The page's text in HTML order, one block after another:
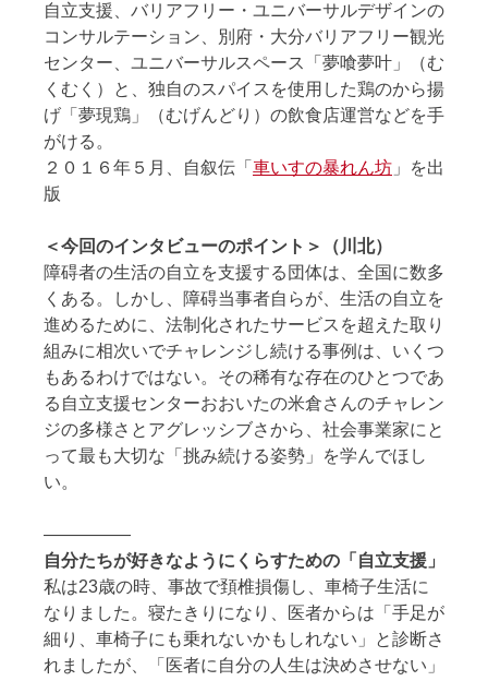
自立支援、バリアフリー・ユニバーサルデザインの
コンサルテーション、別府・大分バリアフリー観光
センター、ユニバーサルスペース「夢喰夢叶」（む
くむく）と、独自のスパイスを使用した鶏のから揚
げ「夢現鶏」（むげんどり）の飲食店運営などを手
がける。
２０１６年５月、自叙伝「 車いすの暴れん坊 」を出
版
＜今回のインタビューのポイント＞（川北）
障碍者の生活の自立を支援する団体は、全国に数多
くある。しかし、障碍当事者自らが、生活の自立を
進めるために、法制化されたサービスを超えた取り
組みに相次いでチャレンジし続ける事例は、いくつ
もあるわけではない。その稀有な存在のひとつであ
る自立支援センターおおいたの米倉さんのチャレン
ジの多様さとアグレッシブさから、社会事業家にと
って最も大切な「挑み続ける姿勢」を学んでほし
い。
—————
自分たちが好きなようにくらすための「自立支援」
私は23歳の時、事故で頚椎損傷し、車椅子生活に
なりました。寝たきりになり、医者からは「手足が
細り、車椅子にも乗れないかもしれない」と診断さ
れましたが、「医者に自分の人生は決めさせない」